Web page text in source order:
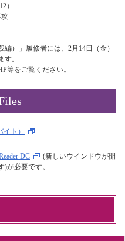
）
）」履修者には、2月14日（金）
。
等をご覧ください。
ト）
DC
(新しいウインドウが開
が必要です。